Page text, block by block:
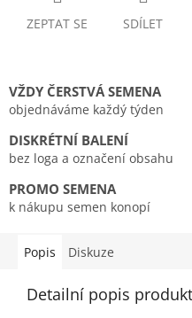
ZEPTAT SE SDÍLET
VŽDY ČERSTVÁ SEMENA
objednáváme každý týden
DISKRÉTNÍ BALENÍ
bez loga a označení obsahu
PROMO SEMENA
k nákupu semen konopí
Popis Diskuze
Detailní popis